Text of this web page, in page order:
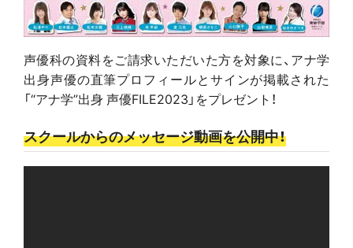
声優科の資料をご請求いただいた方を対象に、アナ学
出身声優の直筆プロフィールとサインが掲載された
「“アナ学”出身 声優FILE2023」をプレゼント！
スクールからのメッセージ動画を公開中！